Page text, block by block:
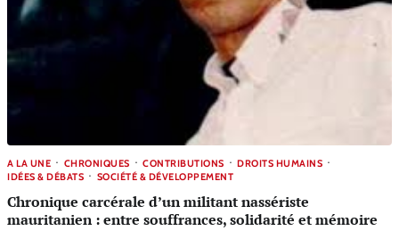
A LA UNE CHRONIQUES CONTRIBUTIONS
DROITS HUMAINS
IDÉES & DÉBATS
SOCIÉTÉ & DÉVELOPPEMENT
Chronique carcérale d’un militant nassériste
mauritanien : entre souffrances, solidarité et mémoire